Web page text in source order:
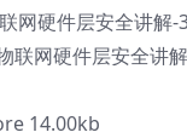
网硬件层安全讲解-
网硬件层安全讲
14.00kb